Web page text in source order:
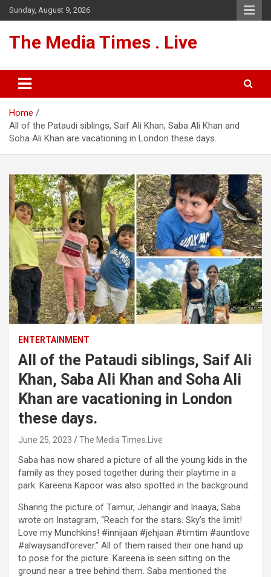
Skip
to
Sunday, August 9, 2026
The Media Times . Live
Home
All of the Pataudi siblings, Saif Ali Khan, Saba Ali Khan and
Soha Ali Khan are vacationing in London these days.
ENTERTAINMENT
All of the Pataudi siblings, Saif Ali
Khan, Saba Ali Khan and Soha Ali
Khan are vacationing in London
these days.
June 25, 2023 The Media Times.Live
Saba has now shared a picture of all the young kids in the
family as they posed together during their playtime in a
park. Kareena Kapoor was also spotted in the background.
Sharing the picture of Taimur, Jehangir and Inaaya, Saba
wrote on Instagram, “Reach for the stars. Sky’s the limit!
Love my Munchkins! #innijaan #jehjaan #timtim #auntlove
#alwaysandforever.” All of them raised their one hand up
to pose for the picture. Kareena is seen sitting on the
ground near a tree behind them. Saba mentioned the